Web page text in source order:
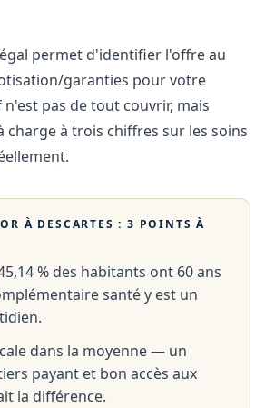
permet d'identifier l'offre au
garanties pour votre
pas de tout couvrir, mais
charge à trois chiffres sur les soins
À DESCARTES : 3 POINTS À
% des habitants ont 60 ans
santé y est un
dans la moyenne — un
payant et bon accès aux
la différence.